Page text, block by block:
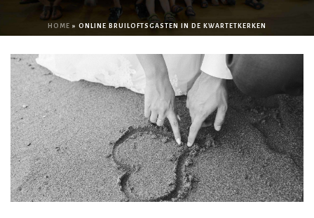
HOME » ONLINE BRUILOFTSGASTEN IN DE KWARTETKERKEN